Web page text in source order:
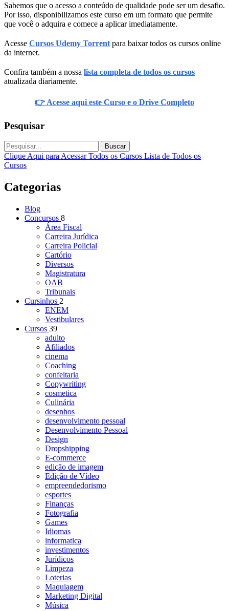
Sabemos que o acesso a conteúdo de qualidade pode ser um desafio.
Por isso, disponibilizamos este curso em um formato que permite
que você o adquira e comece a aplicar imediatamente.
Acesse Cursos Udemy Torrent para baixar todos os cursos online
da internet.
Confira também a nossa lista completa de todos os cursos
atualizada diariamente.
👉 Acesse aqui este Curso e o Drive Completo
Pesquisar
Buscar
Clique Aqui para Acessar Todos os Cursos Lista de Todos os
Cursos
Categorias
Blog
Concursos 8
Área Fiscal
Carreira Jurídica
Carreira Policial
Cartório
Diversos
Magistratura
OAB
Tribunais
Cursinhos 2
ENEM
Vestibulares
Cursos 39
adulto
Afiliados
cinema
Coaching
confeitaria
Copywriting
cosmetica
Culinária
desenhos
desenvolvimento pessoal
Desenvolvimento Pessoal
Design
Dropshipping
E-commerce
edição de imagem
Edição de Vídeo
empreendedorismo
esportes
Finanças
Fotografia
Games
Idiomas
informatica
investimentos
Jurídicos
Limpeza
Loterias
Maquiagem
Marketing Digital
Música